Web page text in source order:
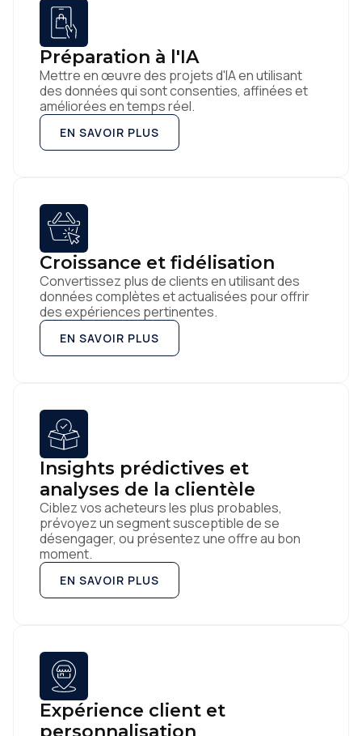
Préparation à l'IA
Mettre en œuvre des projets d'IA en utilisant
des données qui sont consenties, affinées et
améliorées en temps réel.
EN SAVOIR PLUS
Croissance et fidélisation
Convertissez plus de clients en utilisant des
données complètes et actualisées pour offrir
des expériences pertinentes.
EN SAVOIR PLUS
Insights prédictives et
analyses de la clientèle
Ciblez vos acheteurs les plus probables,
prévoyez un segment susceptible de se
désengager, ou présentez une offre au bon
moment.
EN SAVOIR PLUS
Expérience client et